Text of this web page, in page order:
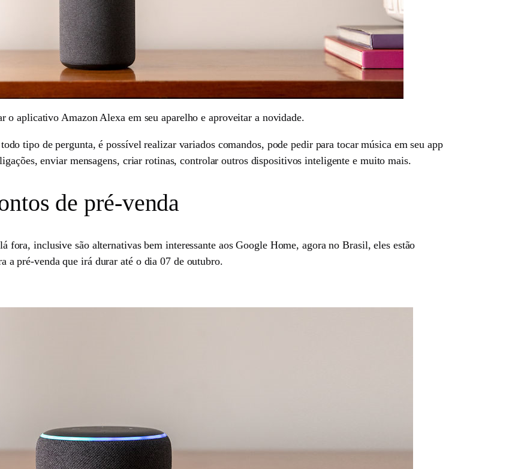
o aplicativo Amazon Alexa em seu aparelho e aproveitar a novidade.
tipo de pergunta, é possível realizar variados comandos, pode pedir para tocar música em seu app
enviar mensagens, criar rotinas, controlar outros dispositivos inteligente e muito mais.
de pré-venda
fora, inclusive são alternativas bem interessante aos Google Home, agora no Brasil, eles estão
a pré-venda que irá durar até o dia 07 de outubro.